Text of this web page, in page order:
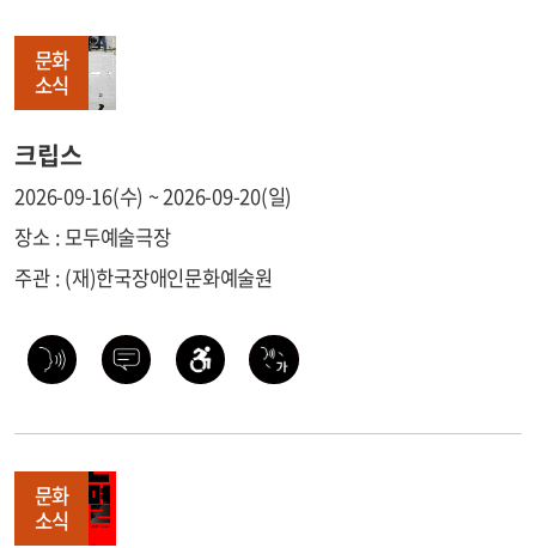
문화
소식
크립스
2026-09-16(수) ~ 2026-09-20(일)
장소 : 모두예술극장
주관 : (재)한국장애인문화예술원
문화
소식